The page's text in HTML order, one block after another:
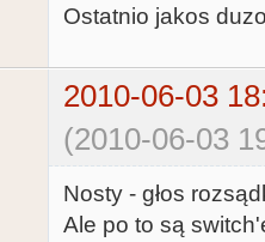
Ostatnio jakos
2010-06-03
(2010-06-03
Nosty - głos
Ale po to są